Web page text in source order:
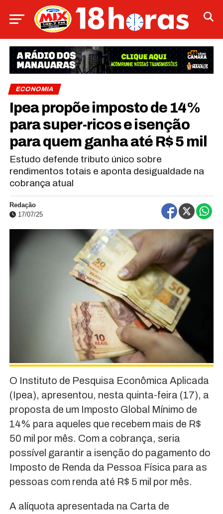
ECONOMIA
Ipea propõe imposto de 14%
para super-ricos e isenção
para quem ganha até R$ 5 mil
Estudo defende tributo único sobre
rendimentos totais e aponta desigualdade na
cobrança atual
Redação
17/07/25
O Instituto de Pesquisa Econômica Aplicada
(Ipea), apresentou, nesta quinta-feira (17), a
proposta de um Imposto Global Mínimo de
14% para aqueles que recebem mais de R$
50 mil por mês. Com a cobrança, seria
possível garantir a isenção do pagamento do
Imposto de Renda da Pessoa Física para as
pessoas com renda até R$ 5 mil por mês.
A alíquota apresentada na Carta de